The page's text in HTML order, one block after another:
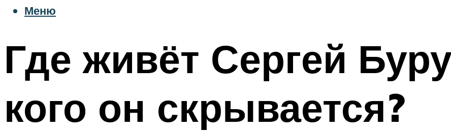
Меню
Где живёт Сергей
кого он скрывается?